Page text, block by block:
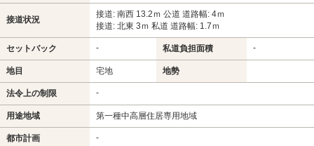
接道状況
接道: 南西 13.2ｍ 公道 道路幅: 4ｍ
接道: 北東 3ｍ 私道 道路幅: 1.7ｍ
セットバック - 私道負担面積 -
地目 宅地 地勢
法令上の制限 -
用途地域 第一種中高層住居専用地域
都市計画 -